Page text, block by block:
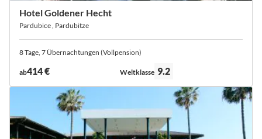
Hotel Goldener Hecht
Pardubice , Pardubitze
8 Tage, 7 Übernachtungen (Vollpension)
ab414 € Bewertung:
Weltklasse 9.2